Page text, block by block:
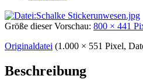
Größe dieser Vorschau: 800 × 441
Originaldatei (1.000 × 551 Pixel,
Beschreibung